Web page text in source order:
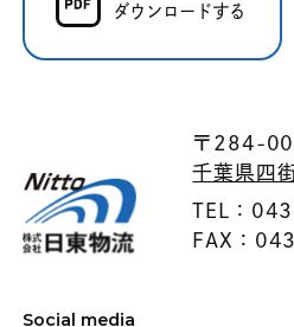
ダウンロードする
Social media
〒284-
千葉県四
TEL：
FAX：